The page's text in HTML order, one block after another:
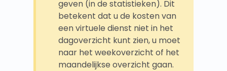
geven (in de statistieken). Dit
betekent dat u de kosten van
een virtuele dienst niet in het
dagoverzicht kunt zien, u moet
naar het weekoverzicht of het
maandelijkse overzicht gaan.